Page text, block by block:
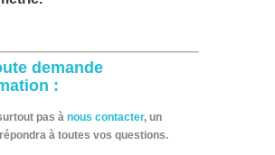
demande
:
pas à nous contacter, un
à toutes vos questions.